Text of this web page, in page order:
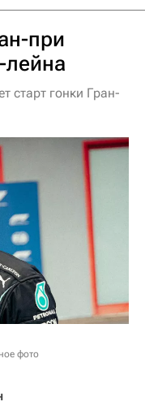
при
лейна
старт гонки Гран-
фото